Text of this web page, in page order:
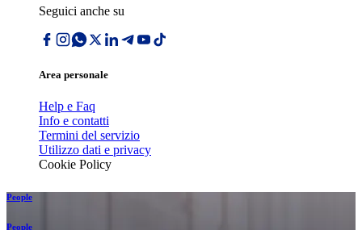
Seguici anche su
Area personale
Help e Faq
Info e contatti
Termini del servizio
Utilizzo dati e privacy
Cookie Policy
People
People